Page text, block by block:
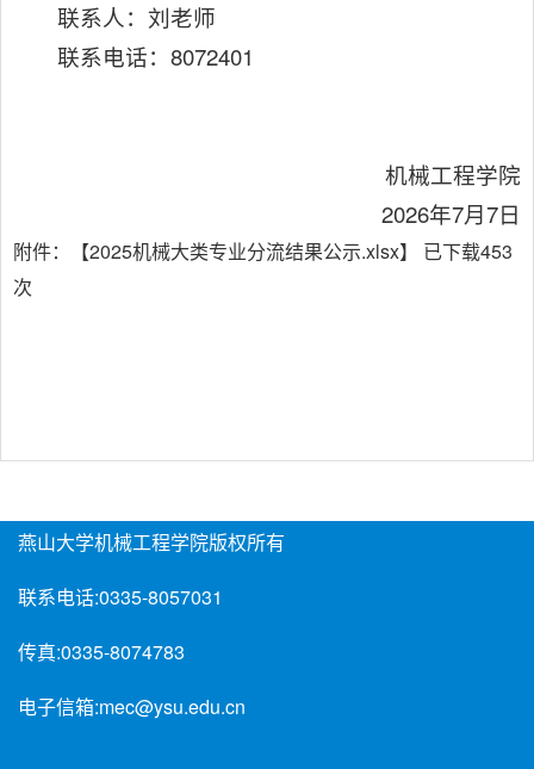
联系人：刘老师
联系电话：8072401
机械工程学院
2026年7月7日
附件：【2025机械大类专业分流结果公示.xlsx】 已下载453
次
燕山大学机械工程学院版权所有
联系电话:0335-8057031
传真:0335-8074783
电子信箱:mec@ysu.edu.cn